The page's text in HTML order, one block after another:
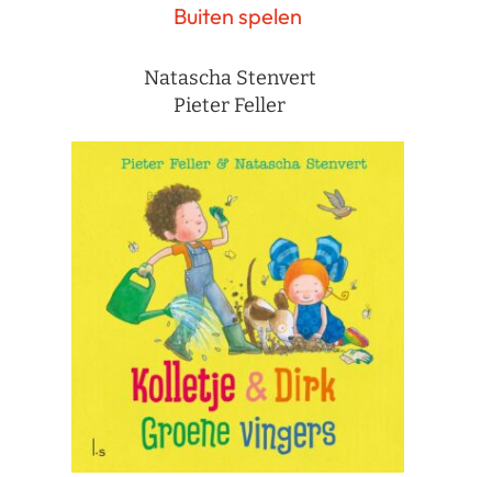
Buiten spelen
Natascha Stenvert
Pieter Feller